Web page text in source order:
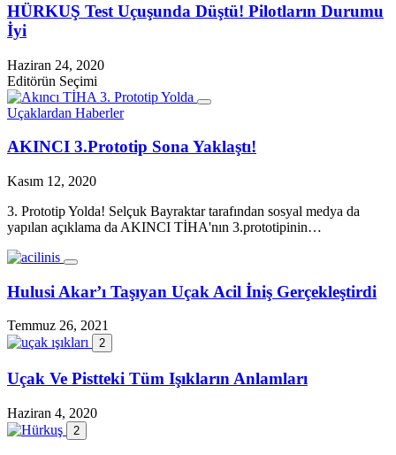
HÜRKUŞ Test Uçuşunda Düştü! Pilotların Durumu
İyi
Haziran 24, 2020
Editörün Seçimi
Uçaklardan Haberler
AKINCI 3.Prototip Sona Yaklaştı!
Kasım 12, 2020
3. Prototip Yolda! Selçuk Bayraktar tarafından sosyal medya da
yapılan açıklama da AKINCI TİHA'nın 3.prototipinin…
Hulusi Akar’ı Taşıyan Uçak Acil İniş Gerçekleştirdi
Temmuz 26, 2021
2
Uçak Ve Pistteki Tüm Işıkların Anlamları
Haziran 4, 2020
2